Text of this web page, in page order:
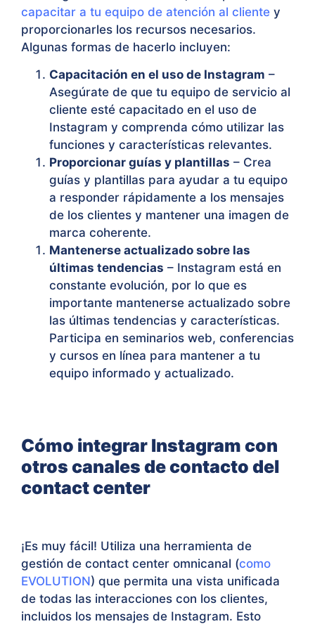
capacitar a tu equipo de atención al cliente y
proporcionarles los recursos necesarios.
Algunas formas de hacerlo incluyen:
Capacitación en el uso de Instagram –
Asegúrate de que tu equipo de servicio al
cliente esté capacitado en el uso de
Instagram y comprenda cómo utilizar las
funciones y características relevantes.
Proporcionar guías y plantillas – Crea
guías y plantillas para ayudar a tu equipo
a responder rápidamente a los mensajes
de los clientes y mantener una imagen de
marca coherente.
Mantenerse actualizado sobre las
últimas tendencias – Instagram está en
constante evolución, por lo que es
importante mantenerse actualizado sobre
las últimas tendencias y características.
Participa en seminarios web, conferencias
y cursos en línea para mantener a tu
equipo informado y actualizado.
Cómo integrar Instagram con
otros canales de contacto del
contact center
¡Es muy fácil! Utiliza una herramienta de
gestión de contact center omnicanal (como
EVOLUTION) que permita una vista unificada
de todas las interacciones con los clientes,
incluidos los mensajes de Instagram. Esto